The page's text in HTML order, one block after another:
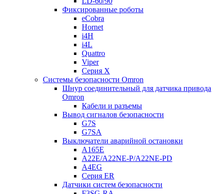
Фиксированные роботы
eCobra
Hornet
i4H
i4L
Quattro
Viper
Серия X
Системы безопасности Omron
Шнур соединительный для датчика привода
Omron
Кабели и разъемы
Вывод сигналов безопасности
G7S
G7SA
Выключатели аварийной остановки
A165E
A22E/A22NE-P/A22NE-PD
A4EG
Серия ER
Датчики систем безопасности